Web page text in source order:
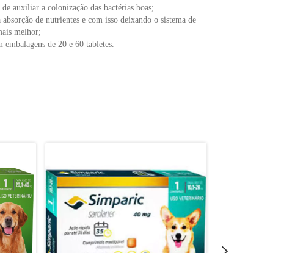
auxiliar a colonização das bactérias boas;
de nutrientes e com isso deixando o sistema de
melhor;
de 20 e 60 tabletes.